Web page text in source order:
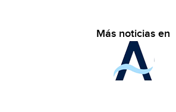
Más noticias en